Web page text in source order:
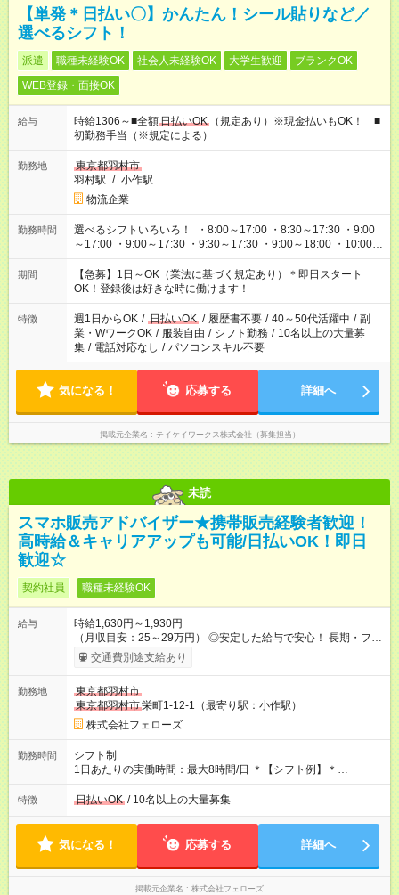
【単発＊日払い〇】かんたん！シール貼りなど／
選べるシフト！
派遣 職種未経験OK 社会人未経験OK 大学生歓迎
ブランクOK
WEB登録・面接OK
給与 時給1306～■全額日払いOK
（規定あり）※現金払いもOK！ ■
初勤務手当（※規定による）
勤務地
東京都羽村市
羽村駅 / 小作駅
物流企業
勤務時間
選べるシフトいろいろ！ ・8:00～17:00 ・8:30～17:30 ・9:00
～17:00 ・9:00～17:30 ・9:30～17:30 ・9:00～18:00 ・10:00～
19:00 ・22:00～33:00 などなど ご都合に合わせてお仕事可能で
す！
期間
【急募】1日～OK（業法に基づく規定あり）＊即日スタート
OK！登録後は好きな時に働けます！
特徴 週1日からOK / 日払いOK / 履歴書不要 / 40～50代活躍中 / 副
業・WワークOK / 服装自由 / シフト勤務 / 10名以上の大量募
集 / 電話対応なし / パソコンスキル不要
気になる！ 応募する 詳細へ
掲載元企業名 テイケイワークス株式会社（募集担当）
未読
スマホ販売アドバイザー★携帯販売経験者歓迎！
高時給＆キャリアアップも可能/日払いOK！即日
歓迎☆
契約社員 職種未経験OK
給与
時給1,630円～1,930円
（月収目安：25～29万円） ◎安定した給与で安心！ 長期・フル
タイムで勤務いただける方にお越しいただきたいと思っていま
す。シフトが削られることはないので、安定した給与が入りま
たいという人もいると思います。このあたりは柔軟に対応する
ので、お気軽にご相談ください！ ※2ヶ月の試用期間がありま
す。その間の給与・待遇に変更はありません。 【試用期間】試
用期間あり 試用期間の長さ：2ヶ月 雇用形態、給与は本採用時
と同じです。
交通費別途支給あり
勤務地
東京都羽村市
東京都羽村市栄町1-12-1（最寄り駅：小作駅）
株式会社フェローズ
勤務時間
シフト制
1日あたりの実働時間：最大8時間/日 ＊【シフト例】＊
(1) 10:00～19:00 (2) 11:00～20:00 (3) 12:00～21:00 など ◎
いずれも実働8時間・休憩1時間です。中抜けシフトなどはあり
たい」などあれば相談に応じますのでおっしゃってください！
特徴 日払いOK / 10名以上の大量募集
気になる！ 応募する 詳細へ
掲載元企業名 株式会社フェローズ